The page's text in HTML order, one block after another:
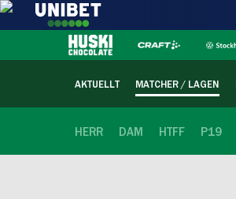
AKTUELLT MATCHER / LAGEN
HERR DAM HTFF P19